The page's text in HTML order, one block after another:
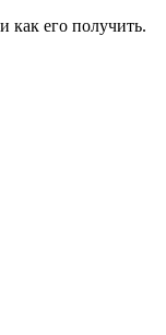
как его получить.